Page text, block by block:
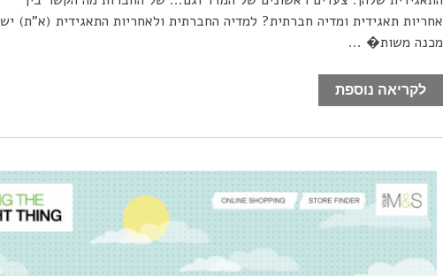
אחריות תאגידית ומדיה חברתית? למדיה החברתית ולאחריות התאגידית (א"ת) יש
מכנה משות� ...
לקריאה נוספת